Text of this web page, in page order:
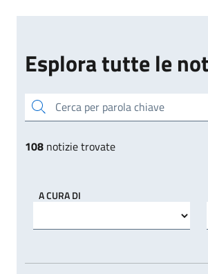
Esplora tutte le
Cerca per parola chiave
108 notizie trovate
A CURA DI